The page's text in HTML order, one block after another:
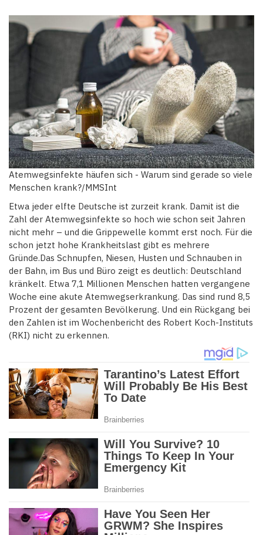
Atemwegsinfekte häufen sich - Warum sind gerade so viele
Menschen krank?/MMSInt
Etwa jeder elfte Deutsche ist zurzeit krank. Damit ist die
Zahl der Atemwegsinfekte so hoch wie schon seit Jahren
nicht mehr – und die Grippewelle kommt erst noch. Für die
schon jetzt hohe Krankheitslast gibt es mehrere
Gründe.Das Schnupfen, Niesen, Husten und Schnauben in
der Bahn, im Bus und Büro zeigt es deutlich: Deutschland
kränkelt. Etwa 7,1 Millionen Menschen hatten vergangene
Woche eine akute Atemwegserkrankung. Das sind rund 8,5
Prozent der gesamten Bevölkerung. Und ein Rückgang bei
den Zahlen ist im Wochenbericht des Robert Koch-Instituts
(RKI) nicht zu erkennen.